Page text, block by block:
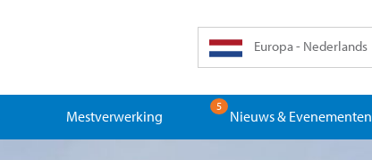
Europa - Nederlands
Mestverwerking
5
Nieuws & Evenementen